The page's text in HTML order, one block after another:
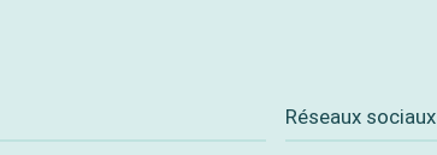
Réseaux sociaux